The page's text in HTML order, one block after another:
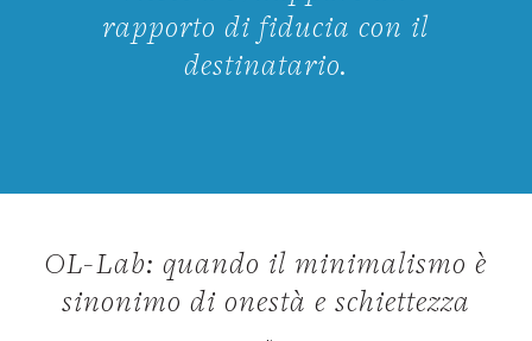
rapporto di fiducia con il
destinatario.
OL-Lab: quando il minimalismo è
sinonimo di onestà e schiettezza